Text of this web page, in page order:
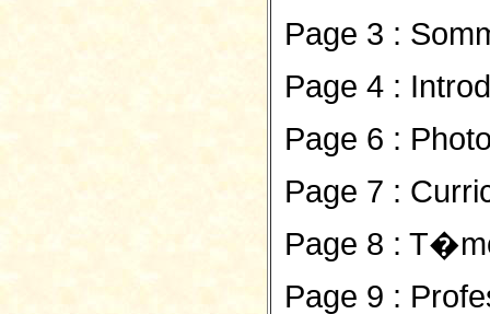
Page 3 :
Page 4 :
Page 6 :
Page 7 :
Page 8 :
Page 9 :